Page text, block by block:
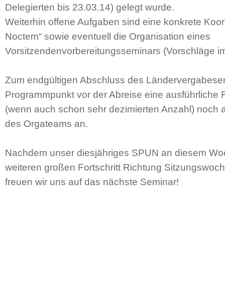
Delegierten bis 23.03.14) gelegt wurde.
Weiterhin offene Aufgaben sind eine konkrete
Noctem“ sowie eventuell die Organisation eines
Vorsitzendenvorbereitungsseminars (Vorschläge
Zum endgültigen Abschluss des
Programmpunkt vor der Abreise eine ausführliche
(wenn auch schon sehr dezimierten Anzahl) noch
des Orgateams an.
Nachdem unser diesjähriges SPUN an diesem
weiteren großen Fortschritt Richtung
freuen wir uns auf das nächste Seminar!